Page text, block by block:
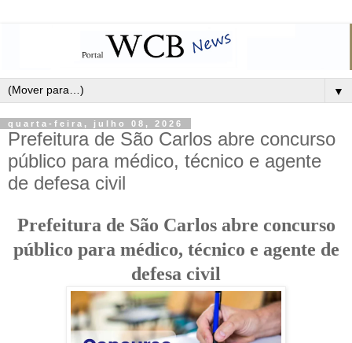
▼
quarta-feira, julho 08, 2026
Prefeitura de São Carlos abre concurso
público para médico, técnico e agente
de defesa civil
Prefeitura de São Carlos abre concurso
público para médico, técnico e agente de
defesa civil